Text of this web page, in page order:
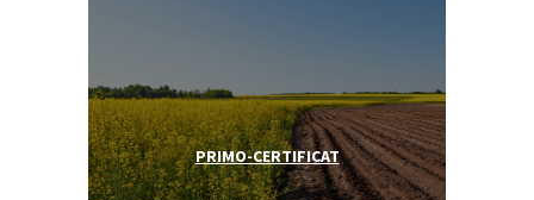
PRIMO-CERTIFICAT